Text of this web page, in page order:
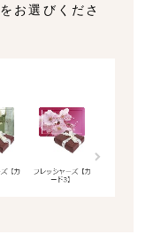
をお選びくださ